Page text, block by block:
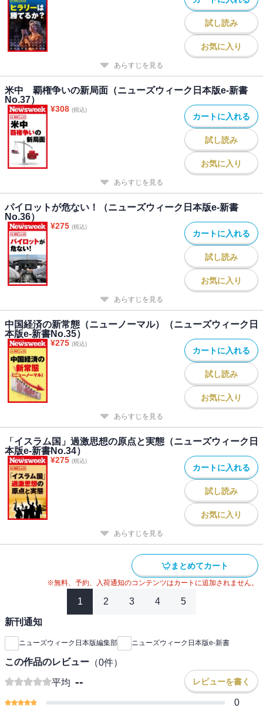
試し読み
お気に入り
あらすじを見る
米中 覇権争いの新局面（ニューズウィーク日本版e-新書
No.37）
¥308 (税込)
カートに入れる
試し読み
お気に入り
あらすじを見る
パイロットが危ない！（ニューズウィーク日本版e-新書
No.36）
¥275 (税込)
カートに入れる
試し読み
お気に入り
あらすじを見る
中国経済の新常態（ニューノーマル）（ニューズウィーク日
本版e-新書No.35）
¥275 (税込)
カートに入れる
試し読み
お気に入り
あらすじを見る
「イスラム国」過激思想の原点と実態（ニューズウィーク日
本版e-新書No.34）
¥275 (税込)
カートに入れる
試し読み
お気に入り
あらすじを見る
まとめてカート
※無料、予約、入荷通知のコンテンツはカートに追加されません。
1 2 3 4 5
新刊通知
ニューズウィーク日本版編集部 ニューズウィーク日本版e-新書
この作品のレビュー （0件）
平均 -- レビューを書く
0